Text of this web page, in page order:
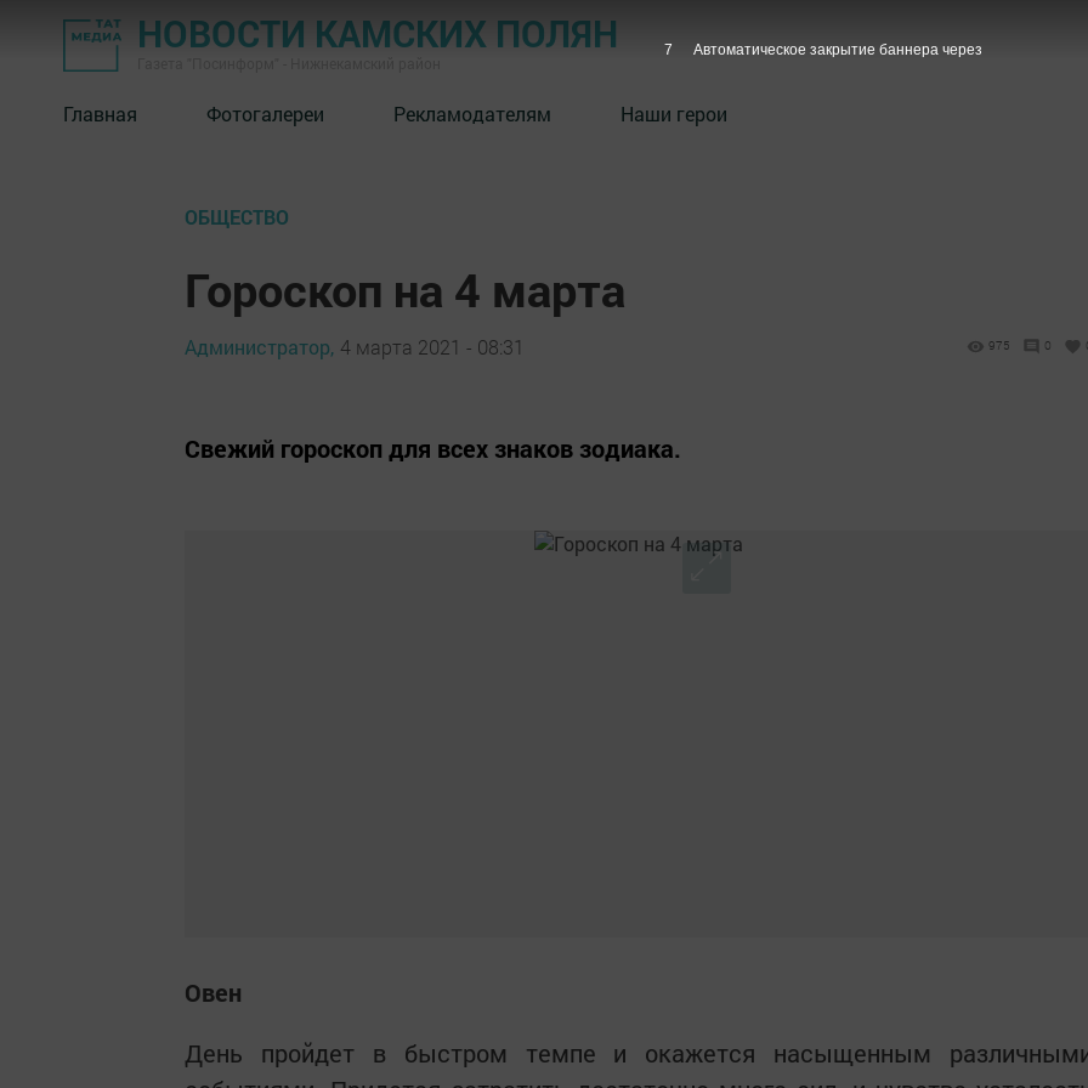
НОВОСТИ КАМСКИХ ПОЛЯН
Главная Фотогалереи Рекламодателям Наши герои
ОБЩЕСТВО
Гороскоп на 4 марта
Администратор, 4 марта 2021 - 08:31 975 0
Свежий гороскоп для всех знаков зодиака.
Овен
День пройдет в быстром темпе и окажется насыщенным
6 Автоматическое закрытие баннера через